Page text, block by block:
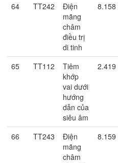
64 TT242
Điện
mãng
châm
điều trị
di tinh
8.158
65 TT112
Tiêm
khớp
vai dưới
hướng
dẫn của
siêu âm
2.419
66 TT243
Điện
mãng
châm
8.159